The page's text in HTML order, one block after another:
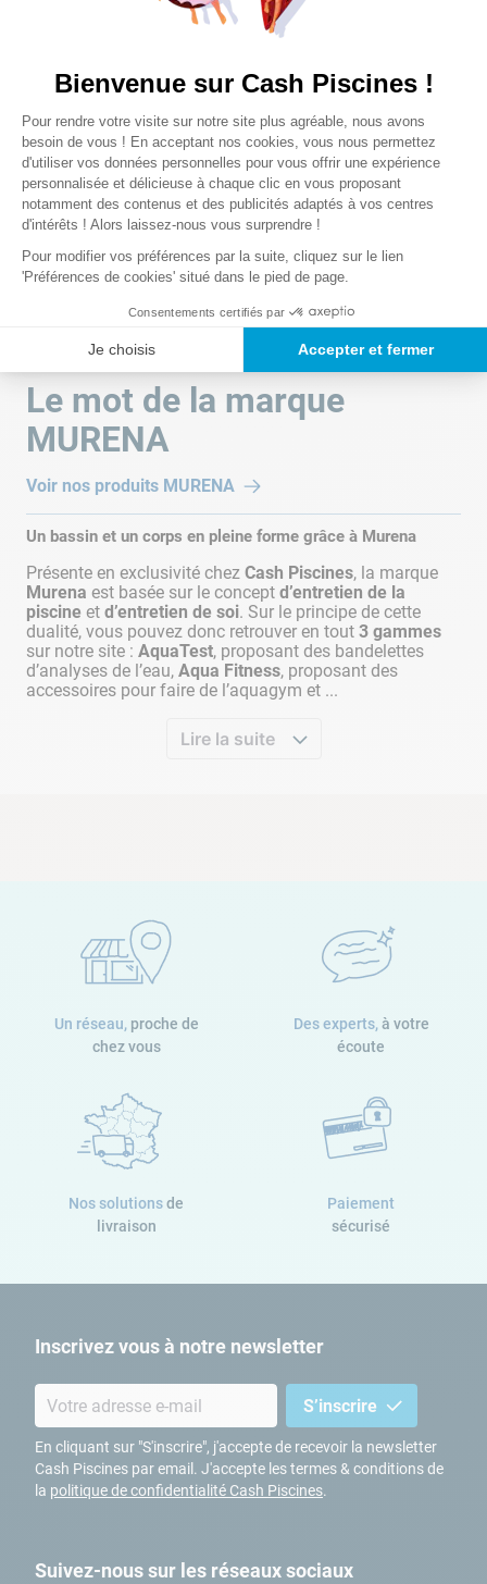
Le plus récent
Chargement des avis…
Le mot de la marque
MURENA
Voir nos produits MURENA
Un bassin et un corps en pleine forme grâce à Murena
Présente en exclusivité chez Cash Piscines, la marque
Murena est basée sur le concept d’entretien de la
piscine et d’entretien de soi. Sur le principe de cette
dualité, vous pouvez donc retrouver en tout 3 gammes
sur notre site : AquaTest, proposant des bandelettes
d’analyses de l’eau, Aqua Fitness, proposant des
accessoires pour faire de l’aquagym et ...
Lire la suite
Un réseau, proche de
chez vous
Des experts,à votre
écoute
Nos solutionsde
livraison
Paiement
sécurisé
Inscrivez vous à notre newsletter
S’inscrire
En cliquant sur "S'inscrire", j'accepte de recevoir la newsletter
Cash Piscines par email. J'accepte les termes & conditions de
la politique de confidentialité Cash Piscines.
Suivez-nous sur les réseaux sociaux
Bienvenue sur Cash Piscines !
Plateforme de Gestion du
Pour rendre votre visite sur notre site plus agréable, nous avons
besoin de vous ! En acceptant nos cookies, vous nous permettez
d'utiliser vos données personnelles pour vous offrir une expérience
personnalisée et délicieuse à chaque clic en vous proposant
notamment des contenus et des publicités adaptés à vos centres
d'intérêts ! Alors laissez-nous vous surprendre !
Pour modifier vos préférences par la suite, cliquez sur le lien
'Préférences de cookies' situé dans le pied de page.
Consentements certifiés par
Je choisis Accepter et fermer
Axeptio consent